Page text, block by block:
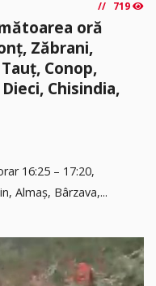
719
oră
Zăbrani,
Conop,
Chisindia,
16:25 – 17:20,
Almaș, Bârzava,...